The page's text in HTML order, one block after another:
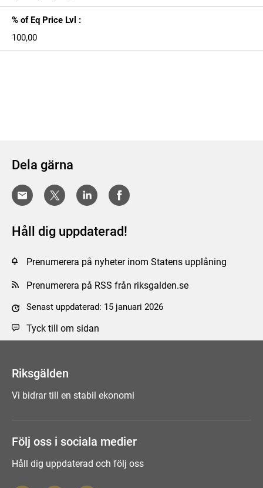
% of Eq Price Lvl :
100,00
Dela gärna
Håll dig uppdaterad!
Prenumerera på nyheter inom Statens upplåning
Prenumerera på RSS från riksgalden.se
Senast uppdaterad: 15 januari 2026
Tyck till om sidan
Riksgälden
Vi bidrar till en stabil ekonomi
Följ oss i sociala medier
Håll dig uppdaterad och följ oss